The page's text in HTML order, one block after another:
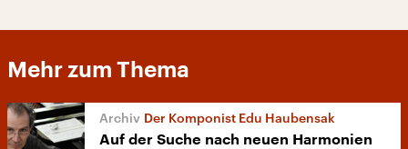
Mehr zum Thema
Der Komponist Edu Haubensak
Auf der Suche nach neuen Harmonien